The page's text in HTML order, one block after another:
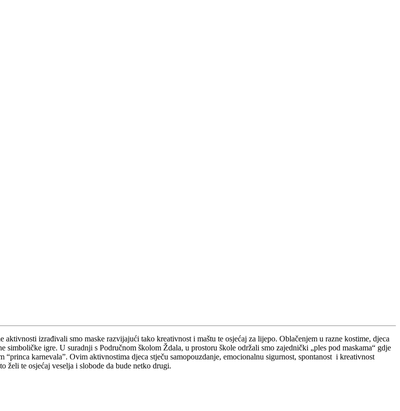
izrađivali smo maske razvijajući tako kreativnost i maštu te osjećaj za lijepo. Oblačenjem u razne kostime, djeca
igre. U suradnji s Područnom školom Ždala, u prostoru škole održali smo zajednički „ples pod maskama“ gdje
karnevala”. Ovim aktivnostima djeca stječu samopouzdanje, emocionalnu sigurnost, spontanost i kreativnost
želi te osjećaj veselja i slobode da bude netko drugi.